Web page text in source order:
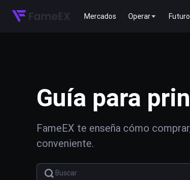
Mercados Operar
Guía para
FameEX te enseña cómo
conveniente.